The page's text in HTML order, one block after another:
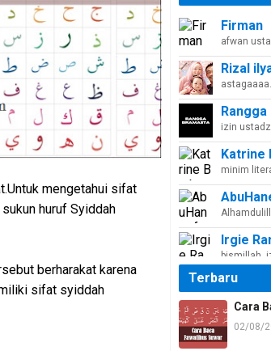
mengetahui sifat
huruf Syiddah
berharakat karena
sifat syiddah
Firman
afwan
Rizal
izin
Katrine
minim
Irgie
bismillah,
am06
Ac
Terbaru
Cara
02/08/